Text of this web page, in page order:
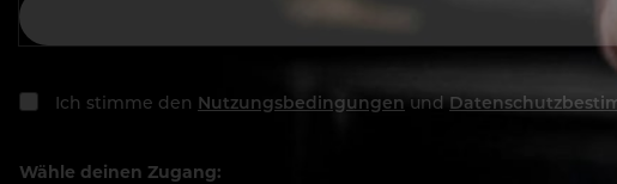
Ich stimme den Nutzungsbedingungen und
Wähle deinen Zugang: